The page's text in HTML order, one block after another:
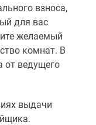
взноса,
для вас
желаемый
комнат. В
от ведущего
выдачи